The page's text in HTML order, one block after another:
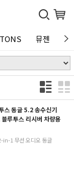
뮤젠
스 동글 5.2 송수신기
루투스 리시버 차량용
in-1 무선 오디오 동글